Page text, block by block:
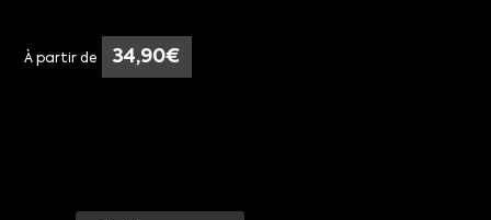
À partir de 34,90€